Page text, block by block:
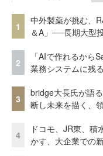
1
中外製薬が挑む、
＆A」──長期大型
2
「AIで作れるから
業務システムに残
3
bridge大長氏が語
断し未来を描く、
4
ドコモ、JR東、
かす、大企業での